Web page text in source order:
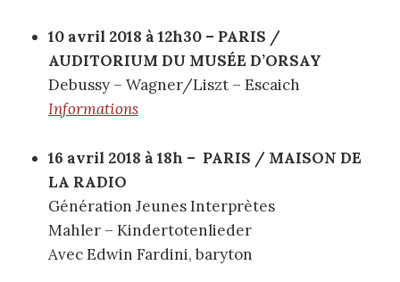
10 avril 2018 à 12h30 – PARIS /
AUDITORIUM DU MUSÉE D’ORSAY
​​Debussy – Wagner/Liszt – Escaich
Informations
16 avril 2018 à 18h – PARIS / MAISON DE
LA RADIO
Génération Jeunes Interprètes
Mahler – Kindertotenlieder
Avec Edwin Fardini, baryton